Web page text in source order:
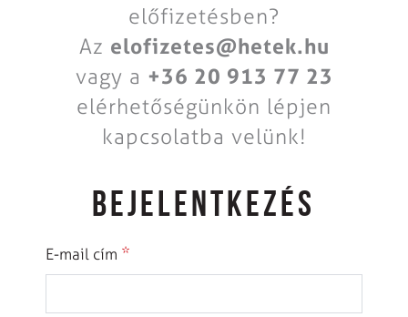
előfizetésben?
Az elofizetes@hetek.hu
vagy a +36 20 913 77 23
elérhetőségünkön lépjen
kapcsolatba velünk!
BEJELENTKEZÉS
E-mail cím *